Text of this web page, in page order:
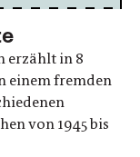
erzählt in 8
einem fremden
von 1945 bis